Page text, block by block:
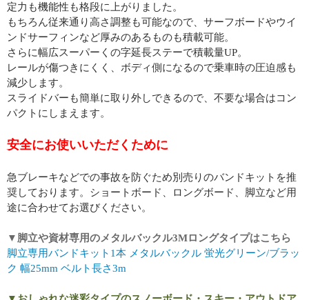
定力も機能性も格段に上がりました。
もちろん従来通り高さ調整も可能なので、サーフボードやウイ
ンドサーフィンなど厚みのあるものも積載可能。
さらに幅広スーパーくの字延長ステーで積載量UP。
レールが傷つきにくく、ボディ側になるので乗車時の圧迫感も
減少します。
スライドバーも簡単に取り外しできるので、不要な場合はコン
パクトにしまえます。
安全にお使いいただくために
急ブレーキなどでの事故を防ぐため別売りのバンドキットを推
奨しております。ショートボード、ロングボード、脚立など用
途に合わせてお選びください。
▼脚立や資材専用のメタルバックル3Mロングタイプはこちら
脚立専用バンドキット1本 メタルバックル 蛍光グリーン/ブラッ
ク 幅25mm ベルト長さ3m